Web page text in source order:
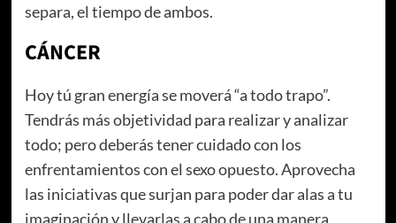
separa, el tiempo de ambos.
CÁNCER
Hoy tú gran energía se moverá “a todo trapo”.
Tendrás más objetividad para realizar y analizar
todo; pero deberás tener cuidado con los
enfrentamientos con el sexo opuesto. Aprovecha
las iniciativas que surjan para poder dar alas a tu
imaginación y llevarlas a cabo de una manera